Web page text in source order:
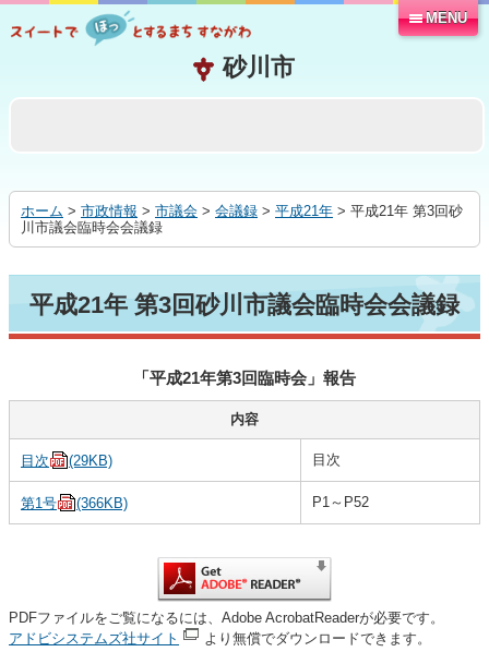
る
MENU
ホーム > 市政情報 > 市議会 > 会議録 > 平成21年 > 平成21年 第3回砂
川市議会臨時会会議録
平成21年 第3回砂川市議会臨時会会議録
「平成21年第3回臨時会」報告
内容
目次 (29KB) 目次
第1号 (366KB) P1～P52
PDFファイルをご覧になるには、Adobe AcrobatReaderが必要です。
アドビシステムズ社サイト
より無償でダウンロードできます。